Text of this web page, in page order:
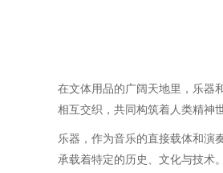
在文体用品的广阔天地里，乐器
相互交织，共同构筑着人类精神
乐器，作为音乐的直接载体和演
承载着特定的历史、文化与技术